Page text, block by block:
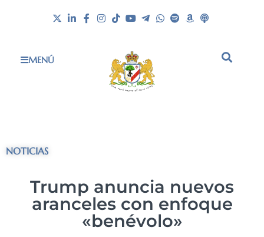
MENÚ
NOTICIAS
Trump anuncia nuevos
aranceles con enfoque
«benévolo»